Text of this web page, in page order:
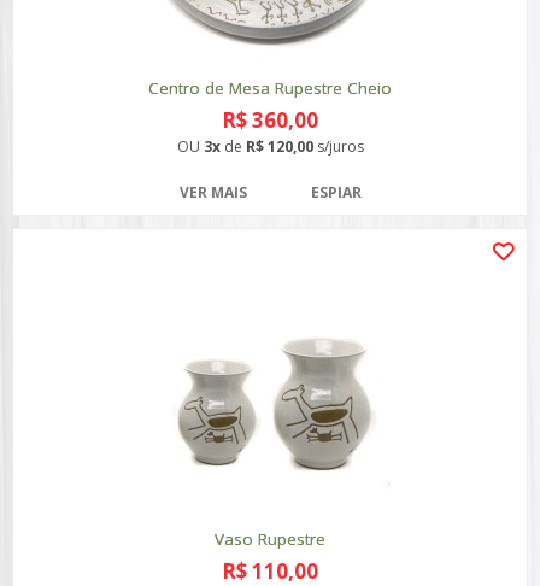
Centro de Mesa Rupestre Cheio
R$ 360,00
OU 3xde R$ 120,00s/juros
VER MAIS ESPIAR
Vaso Rupestre
R$ 110,00